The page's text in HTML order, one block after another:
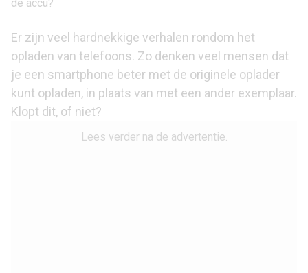
Er zijn veel hardnekkige verhalen rondom het
opladen van telefoons. Zo denken veel mensen dat
je een smartphone beter met de originele oplader
kunt opladen, in plaats van met een ander exemplaar.
Klopt dit, of niet?
Lees verder na de advertentie.